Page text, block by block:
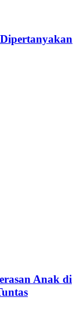
Anak di